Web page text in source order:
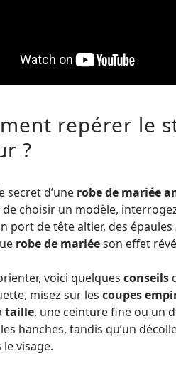
repérer le
?
secret d’une robe de mariée
de choisir un modèle,
port de tête altier, des
robe de mariéeson effet
voici quelques conseils
misez sur les coupes
taille, une ceinture fine ou un
hanches, tandis qu’un
visage.